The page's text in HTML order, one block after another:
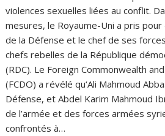
violences sexuelles liées au conflit.
mesures, le Royaume-Uni a pris
de la Défense et le chef de ses
chefs rebelles de la République
(RDC). Le Foreign Commonwealth
(FCDO) a révélé qu‘Ali Mahmoud
Défense, et Abdel Karim Mahmoud
de l’armée et des forces armées
confrontés à…